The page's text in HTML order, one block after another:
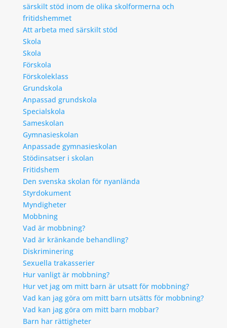
särskilt stöd inom de olika skolformerna och
fritidshemmet
Att arbeta med särskilt stöd
Skola
Skola
Förskola
Förskoleklass
Grundskola
Anpassad grundskola
Specialskola
Sameskolan
Gymnasieskolan
Anpassade gymnasieskolan
Stödinsatser i skolan
Fritidshem
Den svenska skolan för nyanlända
Styrdokument
Myndigheter
Mobbning
Vad är mobbning?
Vad är kränkande behandling?
Diskriminering
Sexuella trakasserier
Hur vanligt är mobbning?
Hur vet jag om mitt barn är utsatt för mobbning?
Vad kan jag göra om mitt barn utsätts för mobbning?
Vad kan jag göra om mitt barn mobbar?
Barn har rättigheter